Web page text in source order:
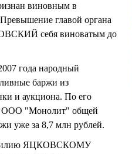
виновным в
главой органа
себя виноватым до
года народный
баржи из
и аукциона. По его
ООО "Монолит" общей
уже за 8,7 млн рублей.
ЯЦКОВСКОМУ